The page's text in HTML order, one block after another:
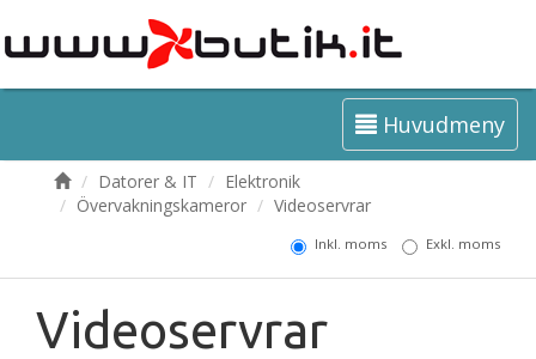
Huvudmeny
Datorer & IT
Elektronik
Övervakningskameror
Videoservrar
Inkl. moms Exkl. moms
Videoservrar